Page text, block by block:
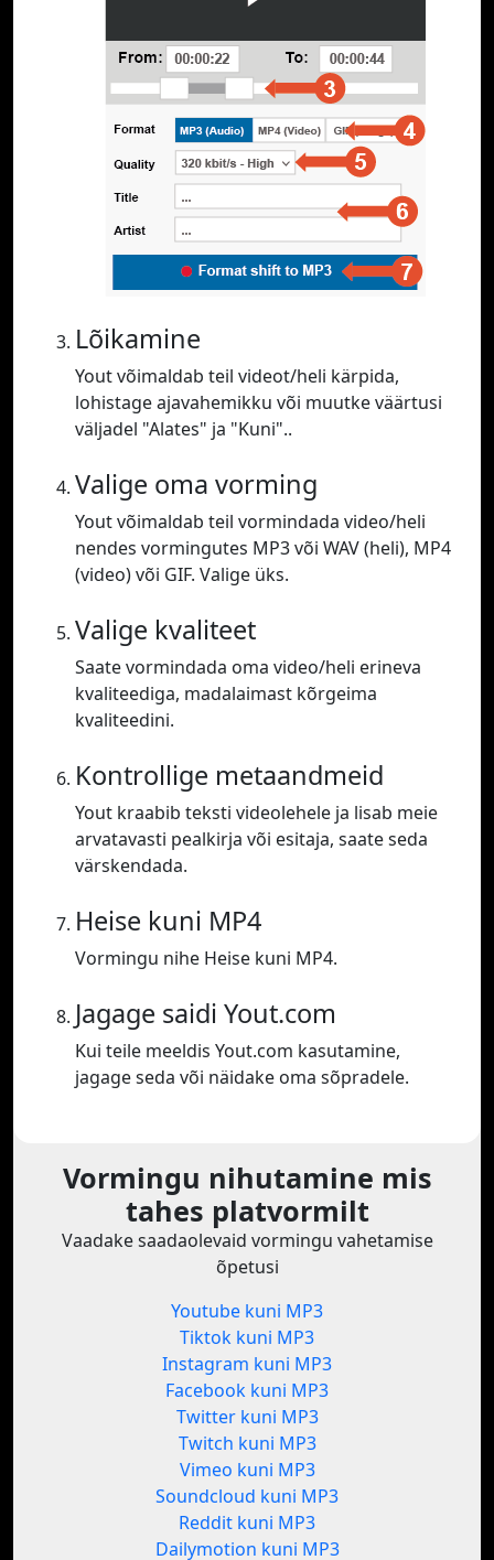
Lõikamine
Yout võimaldab teil videot/heli kärpida,
lohistage ajavahemikku või muutke väärtusi
väljadel "Alates" ja "Kuni"..
Valige oma vorming
Yout võimaldab teil vormindada video/heli
nendes vormingutes MP3 või WAV (heli), MP4
(video) või GIF. Valige üks.
Valige kvaliteet
Saate vormindada oma video/heli erineva
kvaliteediga, madalaimast kõrgeima
kvaliteedini.
Kontrollige metaandmeid
Yout kraabib teksti videolehele ja lisab meie
arvatavasti pealkirja või esitaja, saate seda
värskendada.
Heise kuni MP4
Vormingu nihe Heise kuni MP4.
Jagage saidi Yout.com
Kui teile meeldis Yout.com kasutamine,
jagage seda või näidake oma sõpradele.
Vormingu nihutamine mis
tahes platvormilt
Vaadake saadaolevaid vormingu vahetamise
õpetusi
Youtube kuni MP3
Tiktok kuni MP3
Instagram kuni MP3
Facebook kuni MP3
Twitter kuni MP3
Twitch kuni MP3
Vimeo kuni MP3
Soundcloud kuni MP3
Reddit kuni MP3
Dailymotion kuni MP3